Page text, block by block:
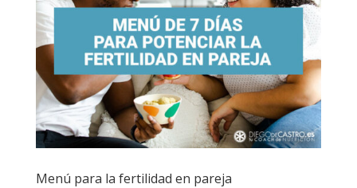
Menú para la fertilidad en pareja